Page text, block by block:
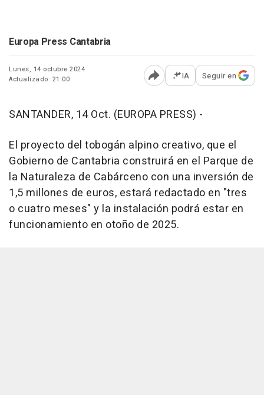
Europa Press Cantabria
Lunes, 14 octubre 2024
Actualizado: 21:00
Abrir opciones para
IA Seguir en
SANTANDER, 14 Oct. (EUROPA PRESS) -
El proyecto del tobogán alpino creativo, que el
Gobierno de Cantabria construirá en el Parque de
la Naturaleza de Cabárceno con una inversión de
1,5 millones de euros, estará redactado en "tres
o cuatro meses" y la instalación podrá estar en
funcionamiento en otoño de 2025.